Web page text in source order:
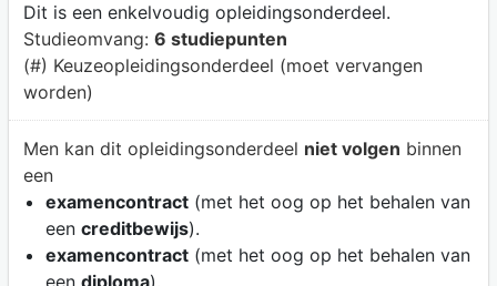
Dit is een enkelvoudig opleidingsonderdeel.
Studieomvang: 6 studiepunten
(#) Keuzeopleidingsonderdeel (moet vervangen
worden)
Men kan dit opleidingsonderdeel niet volgen binnen
een
examencontract(met het oog op het behalen van
een creditbewijs).
examencontract(met het oog op het behalen van
een diploma).